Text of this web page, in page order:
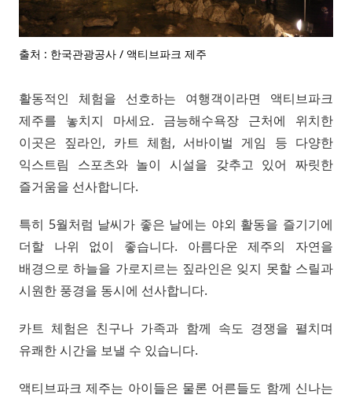
출처 : 한국관광공사 / 액티브파크 제주
활동적인 체험을 선호하는 여행객이라면 액티브파크
제주를 놓치지 마세요. 금능해수욕장 근처에 위치한
이곳은 짚라인, 카트 체험, 서바이벌 게임 등 다양한
익스트림 스포츠와 놀이 시설을 갖추고 있어 짜릿한
즐거움을 선사합니다.
특히 5월처럼 날씨가 좋은 날에는 야외 활동을 즐기기에
더할 나위 없이 좋습니다. 아름다운 제주의 자연을
배경으로 하늘을 가로지르는 짚라인은 잊지 못할 스릴과
시원한 풍경을 동시에 선사합니다.
카트 체험은 친구나 가족과 함께 속도 경쟁을 펼치며
유쾌한 시간을 보낼 수 있습니다.
액티브파크 제주는 아이들은 물론 어른들도 함께 신나는